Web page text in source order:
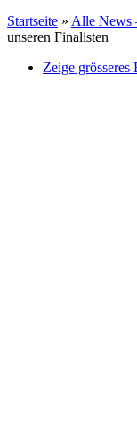
Startseite » Alle News
unseren Finalisten
Zeige grösseres